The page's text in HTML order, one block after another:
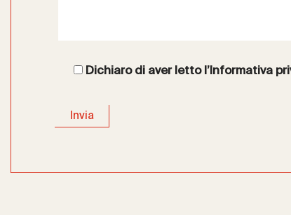
Dichiaro di aver letto l’Informativa